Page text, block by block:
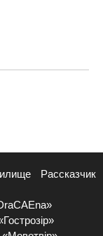
Рассказчик